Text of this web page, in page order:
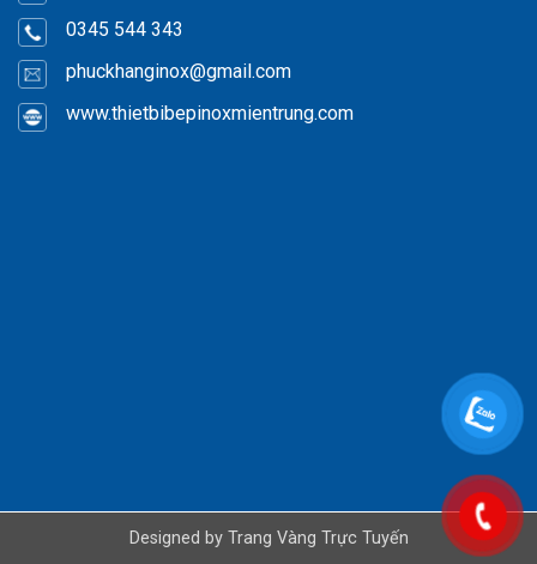
0345 544 343
phuckhanginox@gmail.com
www.thietbibepinoxmientrung.com
Designed by Trang Vàng Trực Tuyến